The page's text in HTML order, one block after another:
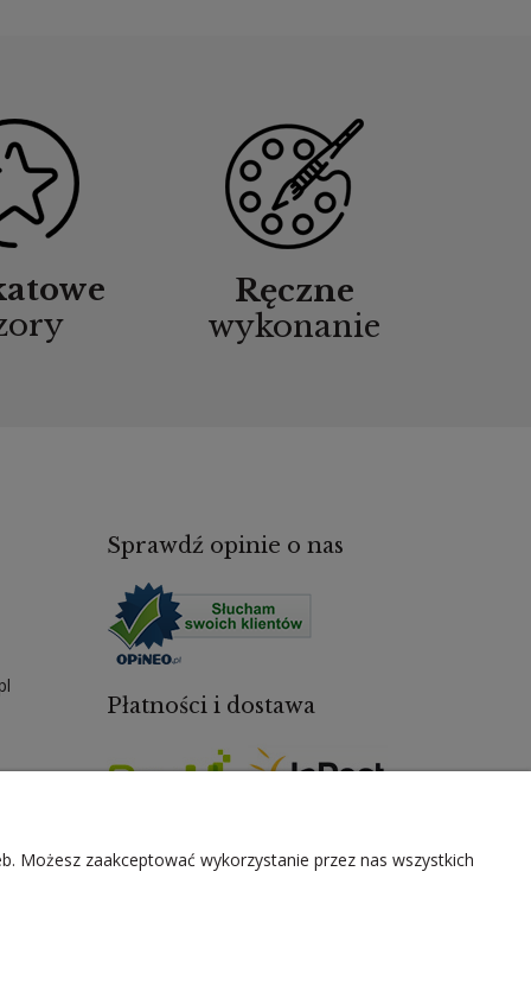
Ręczne
wykonanie
Sprawdź opinie o nas
Płatności i dostawa
Możesz zaakceptować wykorzystanie przez nas wszystkich